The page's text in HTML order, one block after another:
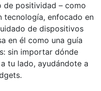
de positividad – como
tecnología, enfocado en
de dispositivos
en él como una guía
sin importar dónde
tu lado, ayudándote a